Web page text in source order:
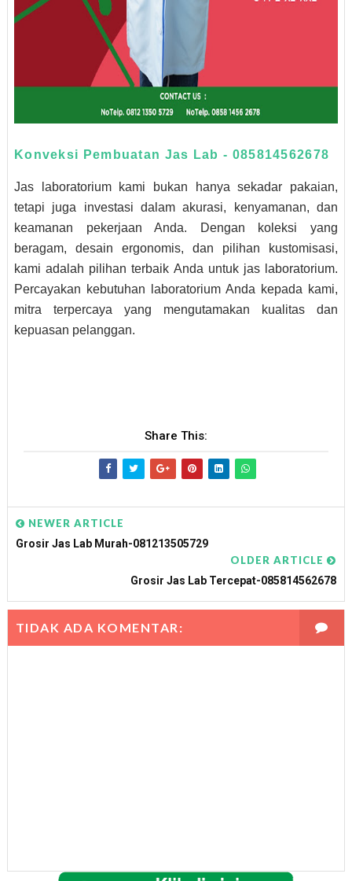
Konveksi Pembuatan Jas Lab - 085814562678
Jas laboratorium kami bukan hanya sekadar pakaian,
tetapi juga investasi dalam akurasi, kenyamanan, dan
keamanan pekerjaan Anda. Dengan koleksi yang
beragam, desain ergonomis, dan pilihan kustomisasi,
kami adalah pilihan terbaik Anda untuk jas laboratorium.
Percayakan kebutuhan laboratorium Anda kepada kami,
mitra terpercaya yang mengutamakan kualitas dan
kepuasan pelanggan.
Share This:
NEWER ARTICLE
Grosir Jas Lab Murah-081213505729
OLDER ARTICLE
Grosir Jas Lab Tercepat-085814562678
TIDAK ADA KOMENTAR: